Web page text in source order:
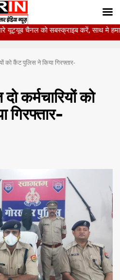
को सबस्क्राइब करें, साथ मे हमारे फेसबुक
को कैंट पुलिस ने किया गिरफ्तार-
कर्मचारियों को
गिरफ्तार-